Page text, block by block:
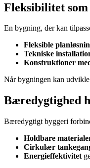
Fleksibilitet
En bygning, der kan
Fleksible
Tekniske
Konstruktioner
Når bygningen kan
Bæredygtighed
Bæredygtigt byggeri
Holdbare
Cirkulær
Energieffektivitet